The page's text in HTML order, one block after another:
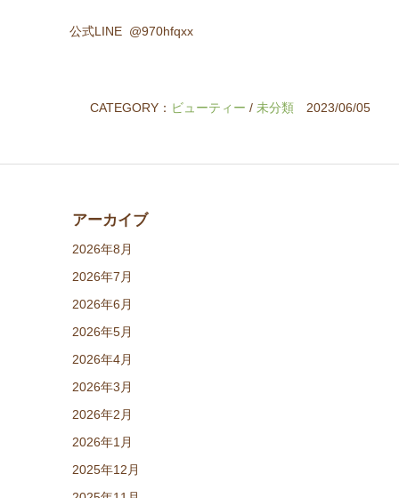
公式LINE @970hfqxx
CATEGORY： ビューティー / 未分類 2023/06/05
アーカイブ
2026年8月
2026年7月
2026年6月
2026年5月
2026年4月
2026年3月
2026年2月
2026年1月
2025年12月